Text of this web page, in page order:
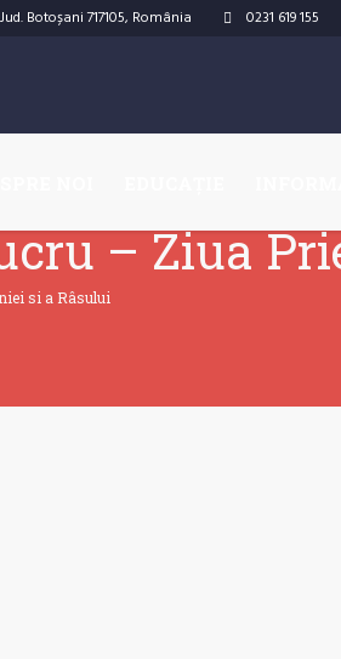
Botoșani717105, România 0231 619 155
– Ziua
si a Râsului